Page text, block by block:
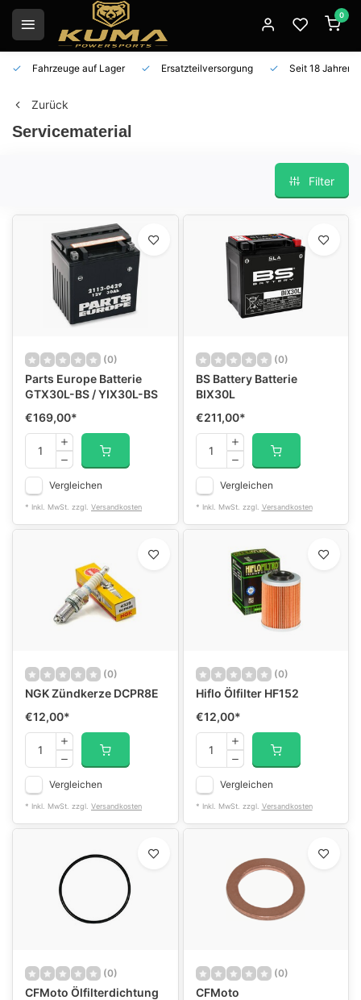
0
Fahrzeuge auf Lager Ersatzteilversorgung Seit 18 Jahren
Zurück
Servicematerial
Filter
(0)
Parts Europe Batterie
GTX30L-BS / YIX30L-BS
€169,00*
Vergleichen
* Inkl. MwSt. zzgl. Versandkosten
(0)
BS Battery Batterie
BIX30L
€211,00*
Vergleichen
* Inkl. MwSt. zzgl. Versandkosten
(0)
NGK Zündkerze DCPR8E
€12,00*
Vergleichen
* Inkl. MwSt. zzgl. Versandkosten
(0)
Hiflo Ölfilter HF152
€12,00*
Vergleichen
* Inkl. MwSt. zzgl. Versandkosten
(0)
CFMoto Ölfilterdichtung
(0)
CFMoto